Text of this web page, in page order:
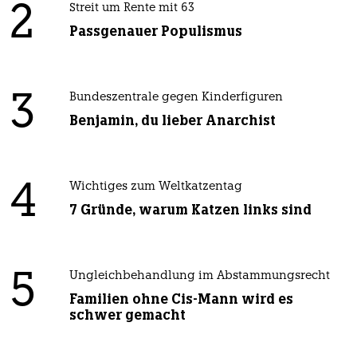
2 Streit um Rente mit 63
Passgenauer Populismus
3 Bundeszentrale gegen Kinderfiguren
Benjamin, du lieber Anarchist
4 Wichtiges zum Weltkatzentag
7 Gründe, warum Katzen links sind
5 Ungleichbehandlung im Abstammungsrecht
Familien ohne Cis-Mann wird es
schwer gemacht